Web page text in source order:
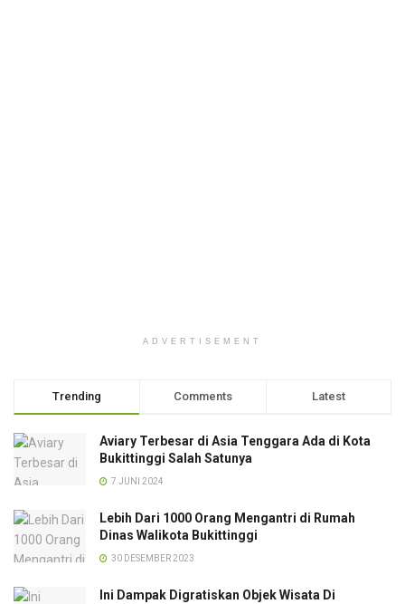
ADVERTISEMENT
Trending Comments Latest
Aviary Terbesar di Asia Tenggara Ada di Kota
Bukittinggi Salah Satunya
7 JUNI 2024
Lebih Dari 1000 Orang Mengantri di Rumah
Dinas Walikota Bukittinggi
30 DESEMBER 2023
Ini Dampak Digratiskan Objek Wisata Di